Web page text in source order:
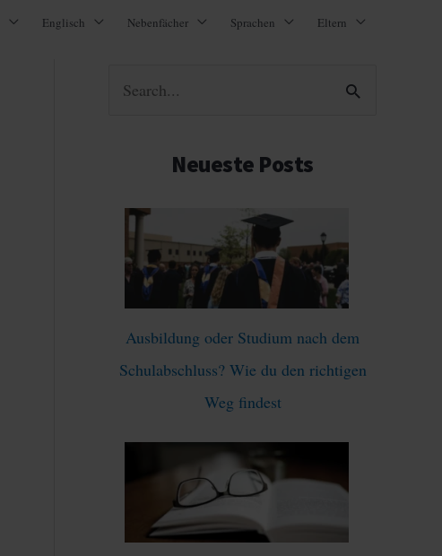
Englisch Nebenfächer Sprachen Eltern
Neueste Posts
Ausbildung oder Studium nach dem
Schulabschluss? Wie du den richtigen
Weg findest